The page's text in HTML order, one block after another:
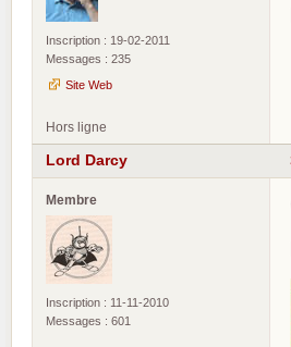
Inscription : 19-02-2011
Messages : 235
Site Web
Hors ligne
Lord Darcy
Membre
Inscription : 11-11-2010
Messages : 601